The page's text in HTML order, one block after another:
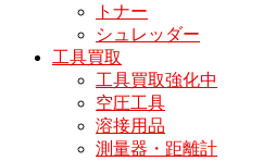
トナー
シュレッダー
工具買取
工具買取強化中
空圧工具
溶接用品
測量器・距離計